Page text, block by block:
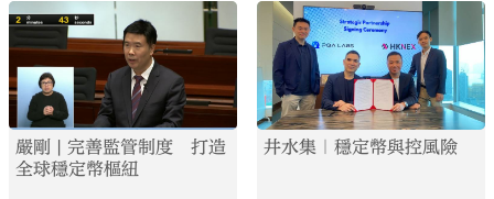
嚴剛 | 完善監管制度 打造
全球穩定幣樞紐
井水集｜穩定幣與控風險